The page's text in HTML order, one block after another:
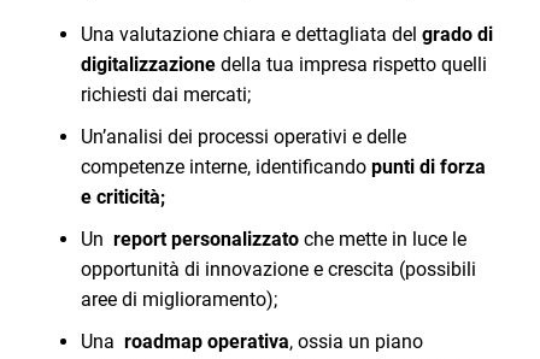
Una valutazione chiara e dettagliata del grado di
digitalizzazionedella tua impresa rispetto quelli
richiesti dai mercati;
Un’analisi dei processi operativi e delle
competenze interne, identificando punti di forza
e criticità;
Un report personalizzatoche mette in luce le
opportunità di innovazione e crescita (possibili
aree di miglioramento);
Una roadmap operativa, ossia un piano